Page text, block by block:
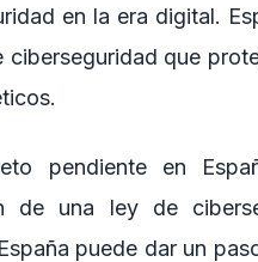
en la era digital.
que
pendiente en
de una ley de
puede dar un